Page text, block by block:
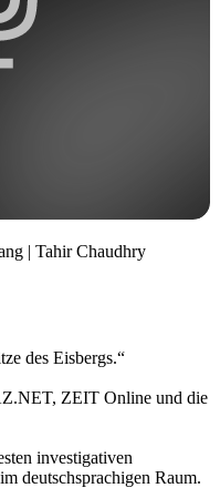
| Tahir Chaudhry
des Eisbergs.“
ZEIT Online und die
investigativen
deutschsprachigen Raum.